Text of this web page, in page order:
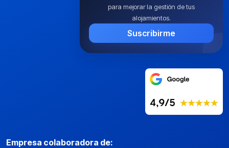
Suscribirme
para mejorar la gestión de tus
alojamientos.
Empresa colaboradora de: